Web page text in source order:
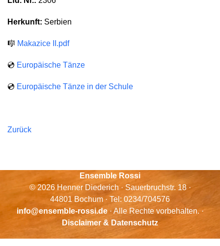
Herkunft: Serbien
🎼 Makazice II.pdf
💿 Europäische Tänze
💿 Europäische Tänze in der Schule
Zurück
Ensemble Rossi
© 2026 Henner Diederich · Sauerbruchstr. 18 ·
44801 Bochum · Tel: 0234/704576
info@ensemble-rossi.de· Alle Rechte vorbehalten. ·
Disclaimer & Datenschutz